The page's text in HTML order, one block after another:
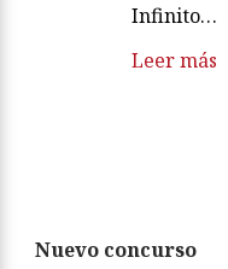
Infinito…
Leer más
Nuevo concurso